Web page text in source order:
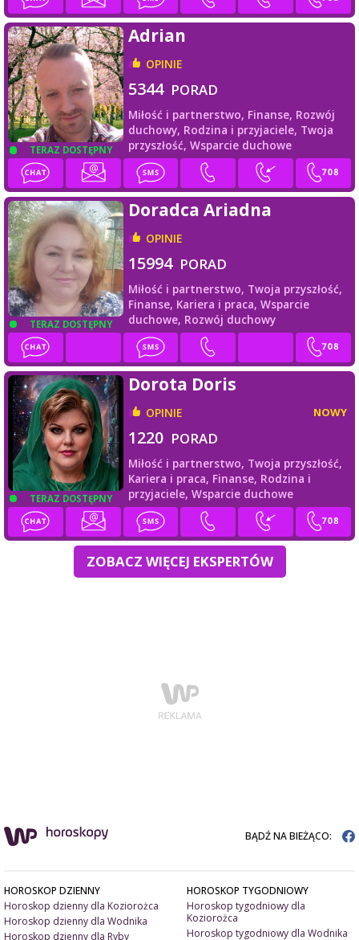
TERAZ DOSTĘPNY
Adrian
OPINIE
5344 PORAD
Miłość i partnerstwo, Finanse, Rozwój
duchowy, Rodzina i przyjaciele, Twoja
przyszłość, Wsparcie duchowe
TERAZ DOSTĘPNY
Doradca Ariadna
OPINIE
15994 PORAD
Miłość i partnerstwo, Twoja przyszłość,
Finanse, Kariera i praca, Wsparcie
duchowe, Rozwój duchowy
TERAZ DOSTĘPNY
Dorota Doris
OPINIE NOWY
1220 PORAD
Miłość i partnerstwo, Twoja przyszłość,
Kariera i praca, Finanse, Rodzina i
przyjaciele, Wsparcie duchowe
ZOBACZ WIĘCEJ EKSPERTÓW
BĄDŹ NA BIEŻĄCO:
HOROSKOP DZIENNY
Horoskop dzienny dla Koziorożca
Horoskop dzienny dla Wodnika
Horoskop dzienny dla Ryby
HOROSKOP TYGODNIOWY
Horoskop tygodniowy dla
Koziorożca
Horoskop tygodniowy dla Wodnika